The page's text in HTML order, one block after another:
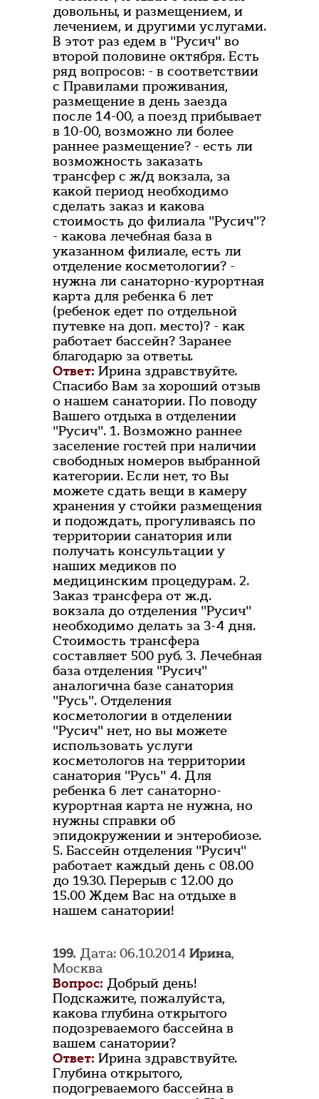
довольны, и размещением, и
лечением, и другими услугами.
В этот раз едем в "Русич" во
второй половине октября. Есть
ряд вопросов: - в соответствии
с Правилами проживания,
размещение в день заезда
после 14-00, а поезд прибывает
в 10-00, возможно ли более
раннее размещение? - есть ли
возможность заказать
трансфер с ж/д вокзала, за
какой период необходимо
сделать заказ и какова
стоимость до филиала "Русич"?
- какова лечебная база в
указанном филиале, есть ли
отделение косметологии? -
нужна ли санаторно-курортная
карта для ребенка 6 лет
(ребенок едет по отдельной
путевке на доп. место)? - как
работает бассейн? Заранее
благодарю за ответы.
Ответ: Ирина здравствуйте.
Спасибо Вам за хороший отзыв
о нашем санатории. По поводу
Вашего отдыха в отделении
"Русич". 1. Возможно раннее
заселение гостей при наличии
свободных номеров выбранной
категории. Если нет, то Вы
можете сдать вещи в камеру
хранения у стойки размещения
и подождать, прогуливаясь по
территории санатория или
получать консультации у
наших медиков по
медицинским процедурам. 2.
Заказ трансфера от ж.д.
вокзала до отделения "Русич"
необходимо делать за 3-4 дня.
Стоимость трансфера
составляет 500 руб. 3. Лечебная
база отделения "Русич"
аналогична базе санатория
"Русь". Отделения
косметологии в отделении
"Русич" нет, но вы можете
использовать услуги
косметологов на территории
санатория "Русь" 4. Для
ребенка 6 лет санаторно-
курортная карта не нужна, но
нужны справки об
эпидокружении и энтеробиозе.
5. Бассейн отделения "Русич"
работает каждый день с 08.00
до 19.30. Перерыв с 12.00 до
15.00 Ждем Вас на отдыхе в
нашем санатории!
199. Дата: 06.10.2014 Ирина,
Москва
Вопрос: Добрый день!
Подскажите, пожалуйста,
какова глубина открытого
подозреваемого бассейна в
вашем санатории?
Ответ: Ирина здравствуйте.
Глубина открытого,
подогреваемого бассейна в